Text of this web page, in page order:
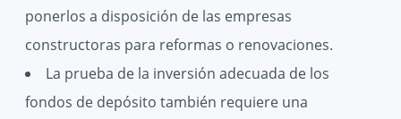
ponerlos a disposición de las empresas
constructoras para reformas o renovaciones.
La prueba de la inversión adecuada de los
fondos de depósito también requiere una